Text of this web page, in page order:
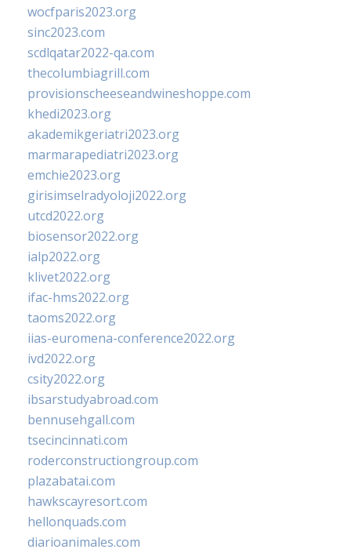
wocfparis2023.org
sinc2023.com
scdlqatar2022-qa.com
thecolumbiagrill.com
provisionscheeseandwineshoppe.com
khedi2023.org
akademikgeriatri2023.org
marmarapediatri2023.org
emchie2023.org
girisimselradyoloji2022.org
utcd2022.org
biosensor2022.org
ialp2022.org
klivet2022.org
ifac-hms2022.org
taoms2022.org
iias-euromena-conference2022.org
ivd2022.org
csity2022.org
ibsarstudyabroad.com
bennusehgall.com
tsecincinnati.com
roderconstructiongroup.com
plazabatai.com
hawkscayresort.com
hellonquads.com
diarioanimales.com